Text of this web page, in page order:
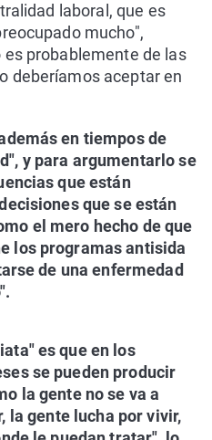
laboral, que es
mucho",
probablemente de las
deberíamos aceptar en
en tiempos de
y para argumentarlo se
que están
que se están
el mero hecho de que
los programas antisida
de una enfermedad
es que en los
se pueden producir
la gente no se va a
la gente lucha por vivir,